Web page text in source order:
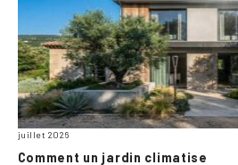
juillet 2026
Comment un jardin climatise